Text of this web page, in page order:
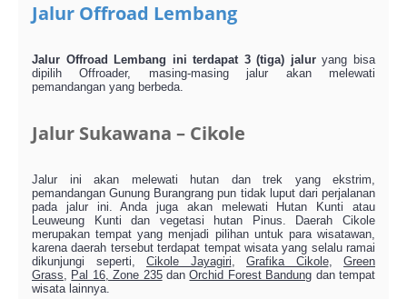
Jalur Offroad Lembang
Jalur Offroad Lembang ini terdapat 3 (tiga) jaluryang bisa
dipilih Offroader, masing-masing jalur akan melewati
pemandangan yang berbeda.
Jalur Sukawana – Cikole
Jalur ini akan melewati hutan dan trek yang ekstrim,
pemandangan Gunung Burangrang pun tidak luput dari perjalanan
pada jalur ini. Anda juga akan melewati Hutan Kunti atau
Leuweung Kunti dan vegetasi hutan Pinus. Daerah Cikole
merupakan tempat yang menjadi pilihan untuk para wisatawan,
karena daerah tersebut terdapat tempat wisata yang selalu ramai
dikunjungi seperti, Cikole Jayagiri, Grafika Cikole, Green
Grass, Pal 16, Zone 235danOrchid Forest Bandung dan tempat
wisata lainnya.